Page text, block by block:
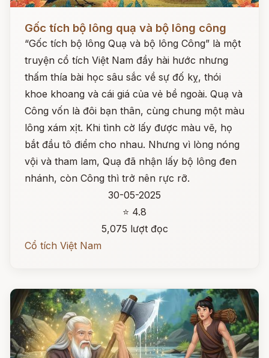
Đọc ngay
Gốc tích bộ lông quạ và bộ lông công
“Gốc tích bộ lông Quạ và bộ lông Công” là một
truyện cổ tích Việt Nam đầy hài hước nhưng
thấm thía bài học sâu sắc về sự đố kỵ, thói
khoe khoang và cái giá của vẻ bề ngoài. Quạ và
Công vốn là đôi bạn thân, cùng chung một màu
lông xám xịt. Khi tình cờ lấy được màu vẽ, họ
bắt đầu tô điểm cho nhau. Nhưng vì lòng nóng
vội và tham lam, Quạ đã nhận lấy bộ lông đen
nhánh, còn Công thì trở nên rực rỡ.
30-05-2025
⭐ 4.8
5,075 lượt đọc
Cổ tích Việt Nam